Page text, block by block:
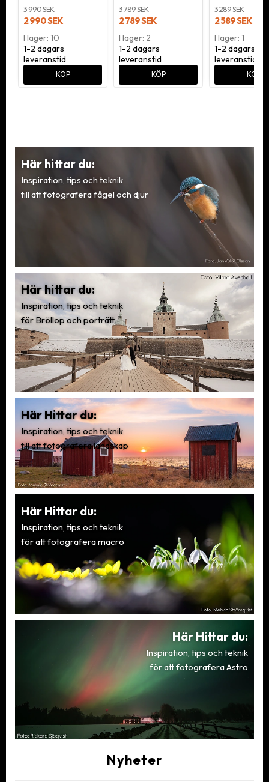
3 990 SEK
2 990 SEK
I lager: 10
1-2 dagars
leveranstid
KÖP
3 789 SEK
2 789 SEK
I lager: 2
1-2 dagars
leveranstid
KÖP
3 289 SEK
2 589 SEK
I lager: 1
1-2 dagars
leveranstid
KÖP
Här hittar du:
Inspiration, tips och teknik
till att fotografera fågel och djur
Här hittar du:
Inspiration, tips och teknik
för Bröllop och porträtt
Här Hittar du:
Inspiration, tips och teknik
till att fotografera landskap
Här Hittar du:
Inspiration, tips och teknik
för att fotografera macro
Här Hittar du:
Inspiration, tips och teknik
för att fotografera Astro
Nyheter